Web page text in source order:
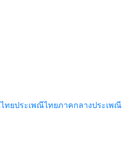
ทยประเพณีไทยภาคกลางประเพณี